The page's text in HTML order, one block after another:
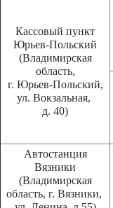
Кассовый пункт
Юрьев-Польский
(Владимирская
область,
г. Юрьев-Польский,
ул. Вокзальная,
д. 40)
Автостанция
Вязники
(Владимирская
область, г. Вязники,